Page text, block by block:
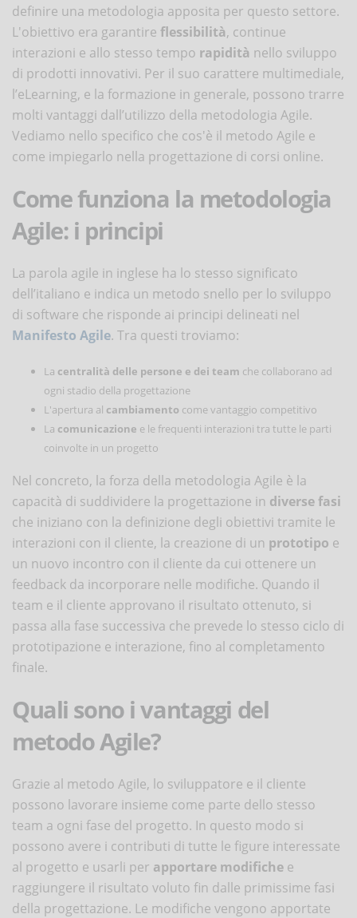
definire una metodologia apposita per questo settore.
L'obiettivo era garantire flessibilità, continue
interazioni e allo stesso tempo rapidità nello sviluppo
di prodotti innovativi. Per il suo carattere multimediale,
l’eLearning, e la formazione in generale, possono trarre
molti vantaggi dall’utilizzo della metodologia Agile.
Vediamo nello specifico che cos'è il metodo Agile e
come impiegarlo nella progettazione di corsi online.
Come funziona la metodologia
Agile: i principi
La parola agile in inglese ha lo stesso significato
dell’italiano e indica un metodo snello per lo sviluppo
di software che risponde ai principi delineati nel
Manifesto Agile. Tra questi troviamo:
La centralità delle persone e dei team che collaborano ad
ogni stadio della progettazione
L'apertura al cambiamento come vantaggio competitivo
La comunicazione e le frequenti interazioni tra tutte le parti
coinvolte in un progetto
Nel concreto, la forza della metodologia Agile è la
capacità di suddividere la progettazione in diverse fasi
che iniziano con la definizione degli obiettivi tramite le
interazioni con il cliente, la creazione di un prototipo e
un nuovo incontro con il cliente da cui ottenere un
feedback da incorporare nelle modifiche. Quando il
team e il cliente approvano il risultato ottenuto, si
passa alla fase successiva che prevede lo stesso ciclo di
prototipazione e interazione, fino al completamento
finale.
Quali sono i vantaggi del
metodo Agile?
Grazie al metodo Agile, lo sviluppatore e il cliente
possono lavorare insieme come parte dello stesso
team a ogni fase del progetto. In questo modo si
possono avere i contributi di tutte le figure interessate
al progetto e usarli per apportare modifiche e
raggiungere il risultato voluto fin dalle primissime fasi
della progettazione. Le modifiche vengono apportate